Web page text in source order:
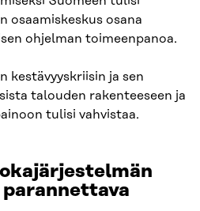
osaamiskeskus osana
ohjelman toimeenpanoa.
kestävyyskriisin ja sen
talouden rakenteeseen ja
tulisi vahvistaa.